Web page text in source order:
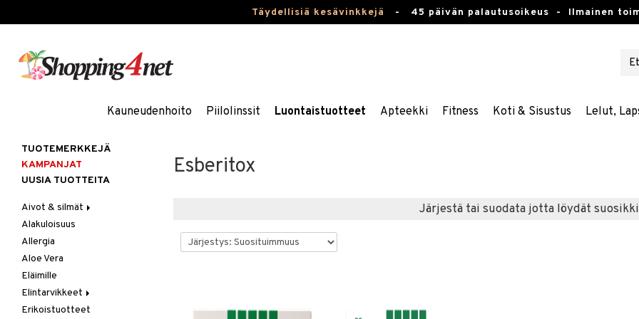
Täydellisiä kesävinkkejä - 45 päivän palautusoikeus - Ilmainen
Kauneudenhoito Piilolinssit Luontaistuotteet Apteekki Fitness Koti & Sisustus Lelut,
Esberitox
Järjestä tai suodata jotta löydät
TUOTEMERKKEJÄ
KAMPANJAT
UUSIA TUOTTEITA
Aivot & silmät
Muisti
Rasvahapot
Silmät
Alakuloisuus
Allergia
Aloe Vera
Eläimille
Elintarvikkeet
Hedelmät & pähkinät
Erikoistuotteet